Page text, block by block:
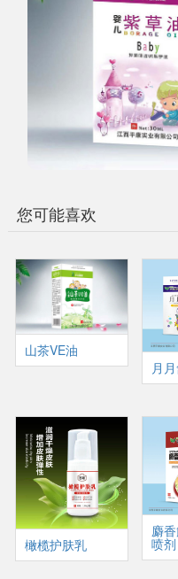
您可能喜欢
山茶VE油
月
橄榄护肤乳
麝
喷剂